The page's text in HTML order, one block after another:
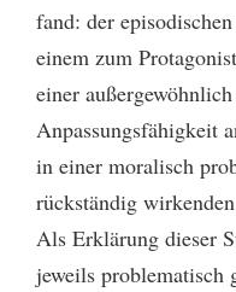
fand: der
einem zum
einer
Anpassungsfähigkeit
in einer moralisch
rückständig
Als Erklärung dieser
jeweils problematisch